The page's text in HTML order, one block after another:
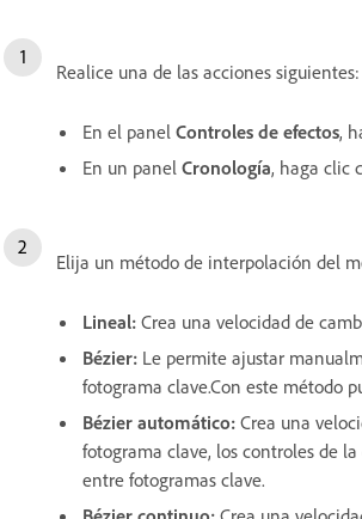
Realice una de las acciones siguientes:
En el panel Controles de efectos,
En un panel Cronología, haga clic
Elija un método de interpolación del
Lineal: Crea una velocidad de
Bézier: Le permite ajustar
fotograma clave.Con este método
Bézier automático: Crea una
fotograma clave, los controles de
entre fotogramas clave.